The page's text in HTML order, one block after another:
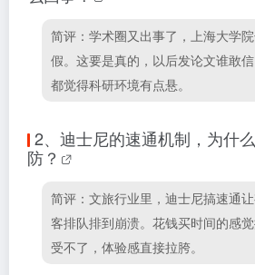
简评：学术圈又出事了，上海大学
假。这要是真的，以后发论文谁敢
都觉得科研环境有点悬。
2、 迪士尼的速通机制，为什
防？
简评：文旅行业里，迪士尼搞速通
客排队排到崩溃。花钱买时间的感
受不了，体验感直接拉胯。